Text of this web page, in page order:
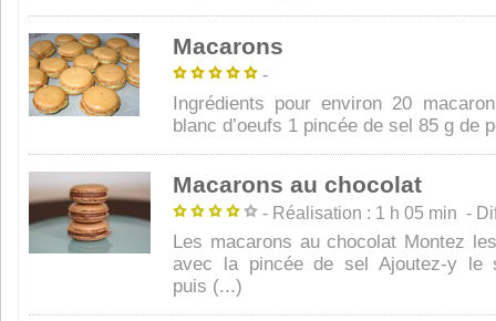
Macarons
-
Ingrédients pour environ 20
blanc d’oeufs 1 pincée de sel 85 g de
Macarons au chocolat
- Réalisation : 1 h 05 min -
Les macarons au chocolat Montez
avec la pincée de sel Ajoutez-y le
puis (...)